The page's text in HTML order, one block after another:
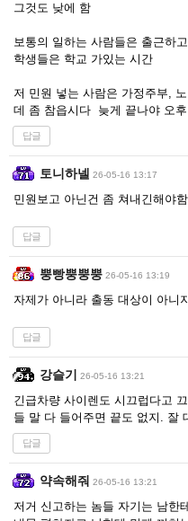
그것도 낮에 함
보통의 일하는 사람들은 출근하고
학생들은 학교 가있는 시간
저 민원 넣는 사람은 가정주부,
데 좀 참읍시다 늦게 끝나야 오후
답글
토니하넬 26-05-16 13:17
민원보고 아닌건 좀 쳐내긴해야함
답글
뿡빵뿡뿡뿡 26-05-16 13:19
자제가 아니라 출동 대상이 아니
답글
강슬기 26-05-16 13:21
긴급차량 사이렌도 시끄럽다고
들 말 다 들어주면 끝도 없지. 잘
답글
약속해줘 26-05-16 13:21
저거 신고하는 놈들 자기는 남한